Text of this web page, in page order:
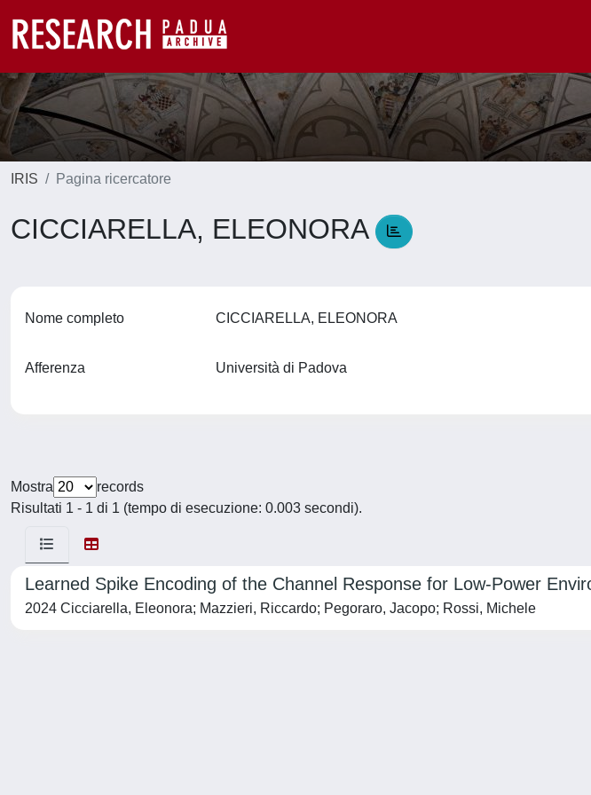
IRIS Pagina ricercatore
CICCIARELLA, ELEONORA
Nome completo CICCIARELLA, ELEONORA
Afferenza Università di Padova
Mostra
records
Risultati 1 - 1 di 1 (tempo di esecuzione: 0.003 secondi).
Learned Spike Encoding of the Channel Response for Low-Power
2024 Cicciarella, Eleonora; Mazzieri, Riccardo; Pegoraro, Jacopo; Rossi, Michele